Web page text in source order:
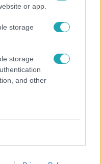
or app.
storage
storage
and other
ötven